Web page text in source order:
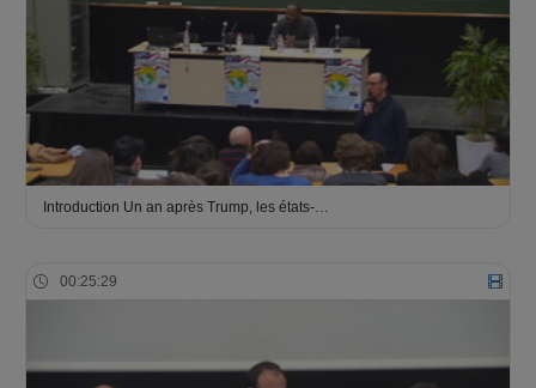
Introduction Un an après Trump, les états-…
00:25:29